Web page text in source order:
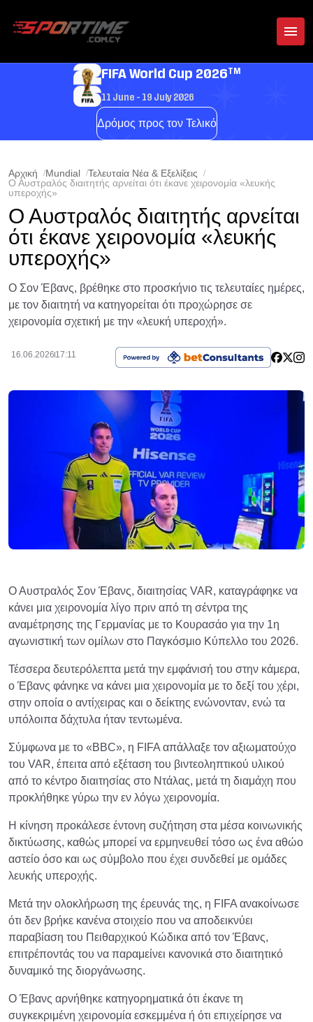
FIFA World Cup 2026TM
11 June - 19 July 2026
Δρόμος προς τον Τελικό
Αρχική Mundial
Τελευταία Νέα & Εξελίξεις
Ο Αυστραλός διαιτητής αρνείται ότι έκανε χειρονομία «λευκής
υπεροχής»
Ο Αυστραλός διαιτητής αρνείται
ότι έκανε χειρονομία «λευκής
υπεροχής»
Ο Σον Έβανς, βρέθηκε στο προσκήνιο τις τελευταίες ημέρες,
με τον διαιτητή να κατηγορείται ότι προχώρησε σε
χειρονομία σχετική με την «λευκή υπεροχή».
16.06.2026 17:11
Ο Αυστραλός Σον Έβανς, διαιτησίας VAR, καταγράφηκε να
κάνει μια χειρονομία λίγο πριν από τη σέντρα της
αναμέτρησης της Γερμανίας με το Κουρασάο για την 1η
αγωνιστική των ομίλων στο Παγκόσμιο Κύπελλο του 2026.
Τέσσερα δευτερόλεπτα μετά την εμφάνισή του στην κάμερα,
ο Έβανς φάνηκε να κάνει μια χειρονομία με το δεξί του χέρι,
στην οποία ο αντίχειρας και ο δείκτης ενώνονταν, ενώ τα
υπόλοιπα δάχτυλα ήταν τεντωμένα.
Σύμφωνα με το «BBC», η FIFA απάλλαξε τον αξιωματούχο
του VAR, έπειτα από εξέταση του βιντεοληπτικού υλικού
από το κέντρο διαιτησίας στο Ντάλας, μετά τη διαμάχη που
προκλήθηκε γύρω την εν λόγω χειρονομία.
Η κίνηση προκάλεσε έντονη συζήτηση στα μέσα κοινωνικής
δικτύωσης, καθώς μπορεί να ερμηνευθεί τόσο ως ένα αθώο
αστείο όσο και ως σύμβολο που έχει συνδεθεί με ομάδες
λευκής υπεροχής.
Μετά την ολοκλήρωση της έρευνάς της, η FIFA ανακοίνωσε
ότι δεν βρήκε κανένα στοιχείο που να αποδεικνύει
παραβίαση του Πειθαρχικού Κώδικα από τον Έβανς,
επιτρέποντάς του να παραμείνει κανονικά στο διαιτητικό
δυναμικό της διοργάνωσης.
Ο Έβανς αρνήθηκε κατηγορηματικά ότι έκανε τη
συγκεκριμένη χειρονομία εσκεμμένα ή ότι επιχείρησε να